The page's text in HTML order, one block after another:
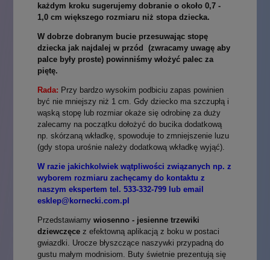
każdym kroku sugerujemy dobranie o około 0,7 -
1,0 cm większego rozmiaru niż stopa dziecka.
W dobrze dobranym bucie przesuwając stopę
dziecka jak najdalej w przód (zwracamy uwagę aby
palce były proste) powinniśmy włożyć palec za
piętę.
Rada: Przy bardzo wysokim podbiciu zapas powinien
być nie mniejszy niż 1 cm. Gdy dziecko ma szczupłą i
wąską stopę lub rozmiar okaże się odrobinę za duży
zalecamy na początku dołożyć do bucika dodatkową
np. skórzaną wkładkę, spowoduje to zmniejszenie luzu
(gdy stopa urośnie należy dodatkową wkładkę wyjąć).
W razie jakichkolwiek wątpliwości związanych np. z
wyborem rozmiaru zachęcamy do kontaktu z
naszym ekspertem tel. 533-332-799 lub email
esklep@kornecki.com.pl
Przedstawiamywiosenno - jesienne trzewiki
dziewczęce z efektowną aplikacją z boku w postaci
gwiazdki. Urocze błyszczące naszywki przypadną do
gustu małym modnisiom. Buty świetnie prezentują się